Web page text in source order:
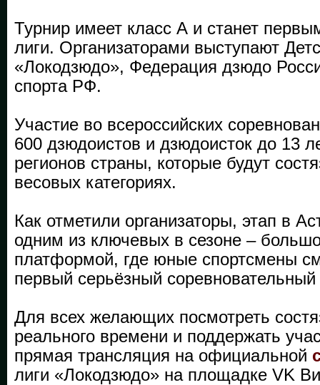
Турнир имеет класс А и станет
лиги. Организаторами выступают
«Локодзюдо», Федерация дзюдо
спорта РФ.
Участие во всероссийских
600 дзюдоистов и дзюдоисток до 13
регионов страны, которые будут
весовых категориях.
Как отметили организаторы, этап в
одним из ключевых в сезоне –
платформой, где юные спортсмены
первый серьёзный соревновательный
Для всех желающих посмотреть
реального времени и поддержать
прямая трансляция на официальной
лиги «Локодзюдо» на площадке VK